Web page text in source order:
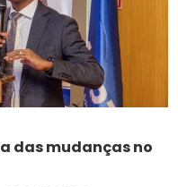
das mudanças no